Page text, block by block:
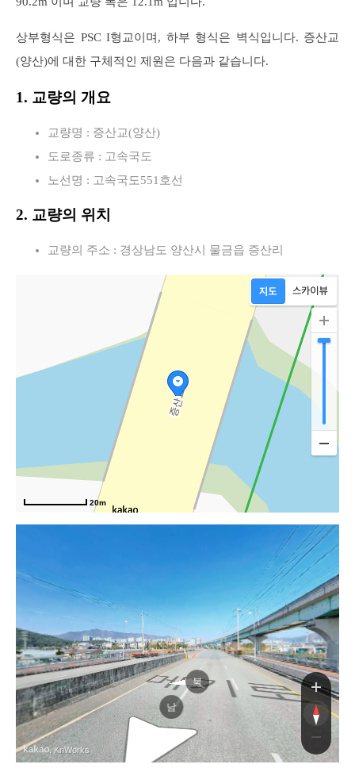
상부형식은 PSC I형교이며, 하부 형식은 벽식입니다. 증산교
(양산)에 대한 구체적인 제원은 다음과 같습니다.
1. 교량의 개요
교량명 : 증산교(양산)
도로종류 : 고속국도
노선명 : 고속국도551호선
2. 교량의 위치
교량의 주소 : 경상남도 양산시 물금읍 증산리
20m
메기로
메기로
북
남
, KnWorks